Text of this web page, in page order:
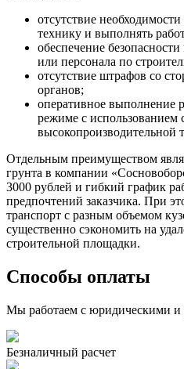
отсутствие
технику и выполнять
обеспечение
или персонала по
отсутствие штрафов со
органов;
оперативное выполнение
режиме с использованием
высокопроизводительной
Отдельным преимуществом
грунта в компании
3000 рублей и гибкий график
предпочтений заказчика. При
транспорт с разным объемом
существенно сэкономить на
строительной площадки.
Способы оплаты
Мы работаем с юридическими
Безналичный расчет